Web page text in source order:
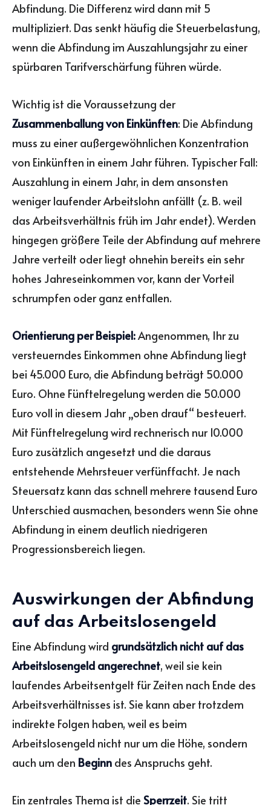
Abfindung. Die Differenz wird dann mit 5
multipliziert. Das senkt häufig die Steuerbelastung,
wenn die Abfindung im Auszahlungsjahr zu einer
spürbaren Tarifverschärfung führen würde.
Wichtig ist die Voraussetzung der
Zusammenballung von Einkünften: Die Abfindung
muss zu einer außergewöhnlichen Konzentration
von Einkünften in einem Jahr führen. Typischer Fall:
Auszahlung in einem Jahr, in dem ansonsten
weniger laufender Arbeitslohn anfällt (z. B. weil
das Arbeitsverhältnis früh im Jahr endet). Werden
hingegen größere Teile der Abfindung auf mehrere
Jahre verteilt oder liegt ohnehin bereits ein sehr
hohes Jahreseinkommen vor, kann der Vorteil
schrumpfen oder ganz entfallen.
Orientierung per Beispiel:Angenommen, Ihr zu
versteuerndes Einkommen ohne Abfindung liegt
bei 45.000 Euro, die Abfindung beträgt 50.000
Euro. Ohne Fünftelregelung werden die 50.000
Euro voll in diesem Jahr „oben drauf“ besteuert.
Mit Fünftelregelung wird rechnerisch nur 10.000
Euro zusätzlich angesetzt und die daraus
entstehende Mehrsteuer verfünffacht. Je nach
Steuersatz kann das schnell mehrere tausend Euro
Unterschied ausmachen, besonders wenn Sie ohne
Abfindung in einem deutlich niedrigeren
Progressionsbereich liegen.
Auswirkungen der Abfindung
auf das Arbeitslosengeld
Eine Abfindung wird grundsätzlich nicht auf das
Arbeitslosengeld angerechnet, weil sie kein
laufendes Arbeitsentgelt für Zeiten nach Ende des
Arbeitsverhältnisses ist. Sie kann aber trotzdem
indirekte Folgen haben, weil es beim
Arbeitslosengeld nicht nur um die Höhe, sondern
auch um den Beginn des Anspruchs geht.
Ein zentrales Thema ist die Sperrzeit. Sie tritt